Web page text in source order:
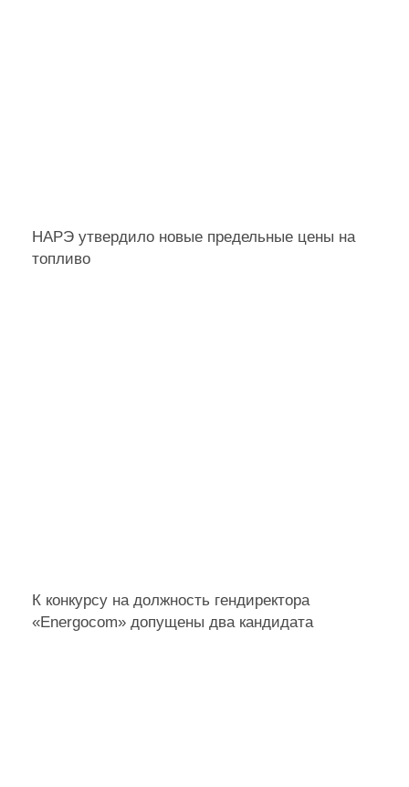
НАРЭ утвердило новые предельные цены на
топливо
К конкурсу на должность гендиректора
«Energocom» допущены два кандидата